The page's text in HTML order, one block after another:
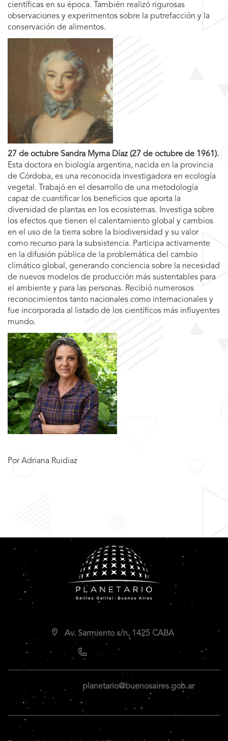
científicas en su época. También realizó rigurosas
observaciones y experimentos sobre la putrefacción y la
conservación de alimentos.
27 de octubre Sandra Myrna Díaz (27 de octubre de 1961).
Esta doctora en biología argentina, nacida en la provincia
de Córdoba, es una reconocida investigadora en ecología
vegetal. Trabajó en el desarrollo de una metodología
capaz de cuantificar los beneficios que aporta la
diversidad de plantas en los ecosistemas. Investiga sobre
los efectos que tienen el calentamiento global y cambios
en el uso de la tierra sobre la biodiversidad y su valor
como recurso para la subsistencia. Participa activamente
en la difusión pública de la problemática del cambio
climático global, generando conciencia sobre la necesidad
de nuevos modelos de producción más sustentables para
el ambiente y para las personas. Recibió numerosos
reconocimientos tanto nacionales como internacionales y
fue incorporada al listado de los científicos más influyentes
mundo.
Por Adriana Ruidiaz
Av. Sarmiento s/n, 1425 CABA
planetario@buenosaires.gob.ar